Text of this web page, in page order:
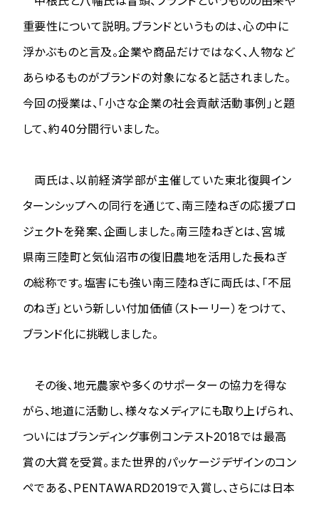
重要性について説明。ブランドというものは、心の中に
浮かぶものと言及。企業や商品だけではなく、人物など
あらゆるものがブランドの対象になると話されました。
今回の授業は、「小さな企業の社会貢献活動事例」と題
して、約40分間行いました。
両氏は、以前経済学部が主催していた東北復興イン
ターンシップへの同行を通じて、南三陸ねぎの応援プロ
ジェクトを発案、企画しました。南三陸ねぎとは、宮城
県南三陸町と気仙沼市の復旧農地を活用した長ねぎ
の総称です。塩害にも強い南三陸ねぎに両氏は、「不屈
のねぎ」という新しい付加価値（ストーリー）をつけて、
ブランド化に挑戦しました。
その後、地元農家や多くのサポーターの協力を得な
がら、地道に活動し、様々なメディアにも取り上げられ、
ついにはブランディング事例コンテスト2018では最高
賞の大賞を受賞。また世界的パッケージデザインのコン
ペである、PENTAWARD2019で入賞し、さらには日本